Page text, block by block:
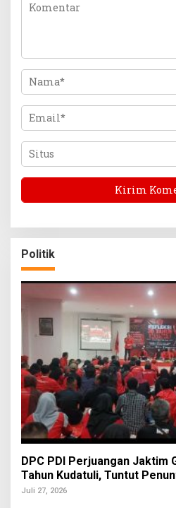
Politik
DPC PDI Perjuangan Jaktim
Tahun Kudatuli, Tuntut
Intelektual
Juli 27, 2026